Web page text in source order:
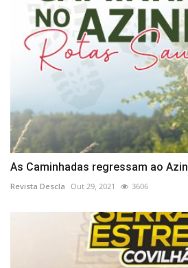
As Caminhadas regressam ao
Revista Descla Out 29, 2021 3606